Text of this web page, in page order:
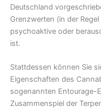
Deutschland
Grenzwerten (in der
psychoaktive oder
ist.
Stattdessen können Sie
Eigenschaften des
sogenannten Entourage-
Zusammenspiel der